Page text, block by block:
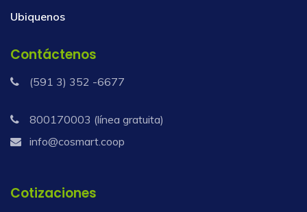
Ubiquenos
Contáctenos
(591 3) 352 -6677
800170003 (línea gratuita)
info@cosmart.coop
Cotizaciones